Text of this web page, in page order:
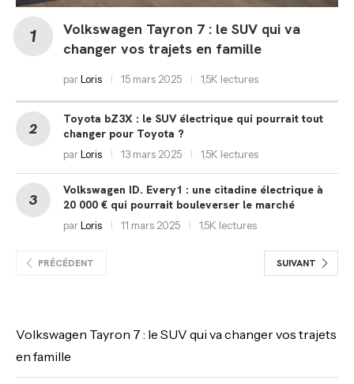
Volkswagen Tayron 7 : le SUV qui va
changer vos trajets en famille
parLoris 15 mars 2025 1,5K lectures
Toyota bZ3X : le SUV électrique qui pourrait tout
changer pour Toyota ?
parLoris 13 mars 2025 1,5K lectures
Volkswagen ID. Every1 : une citadine électrique à
20 000 € qui pourrait bouleverser le marché
parLoris 11 mars 2025 1,5K lectures
PRÉCÉDENT SUIVANT
Volkswagen Tayron 7 : le SUV qui va changer vos trajets
en famille